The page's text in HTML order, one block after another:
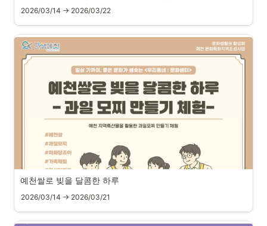
2026/03/14 → 2026/03/22
예천쌀로 빚을 달콤한 하루
2026/03/14 → 2026/03/21